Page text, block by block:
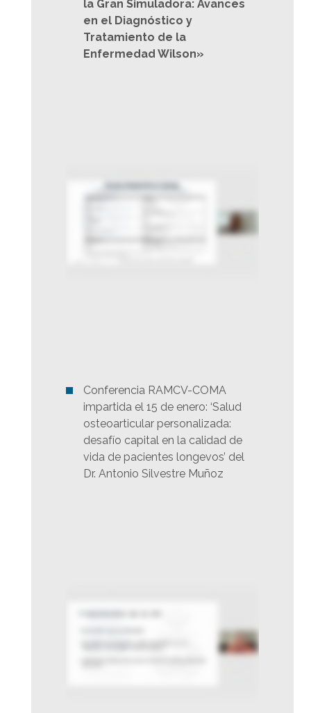
la Gran Simuladora: Avances
en el Diagnóstico y
Tratamiento de la
Enfermedad Wilson»
Conferencia RAMCV-COMA
impartida el 15 de enero: ‘Salud
osteoarticular personalizada:
desafío capital en la calidad de
vida de pacientes longevos’ del
Dr. Antonio Silvestre Muñoz